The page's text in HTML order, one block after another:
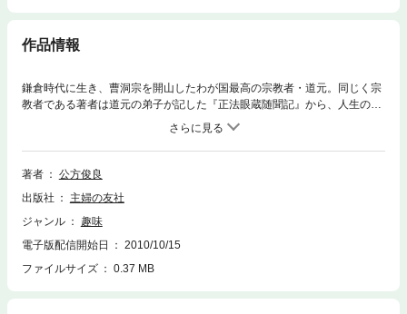
作品情報
鎌倉時代に生き、曹洞宗を開山したわが国最高の宗教者・道元。同じく宗
教者である著者は道元の弟子が記した『正法眼蔵随聞記』から、人生の指
針となる言葉を選び出し、日常生活で生かせるようにわかりやすく説く。
「多くのことをしようとすれば心が乱れるだけだ」「そのうちとか、やが
てといっている間に死ぬだけだ」などひたすらに道を求めた道元。混迷が
深まる現代の時代の中で、道元の孤高で潔癖な生き方、求道に徹した仏教
著者
公方俊良
出版社
主婦の友社
ジャンル
趣味
電子版配信開始日
2010/10/15
ファイルサイズ
0.37 MB